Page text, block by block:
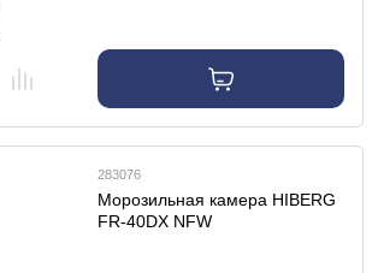
283076
Морозильная камера HIBERG
FR-40DX NFW